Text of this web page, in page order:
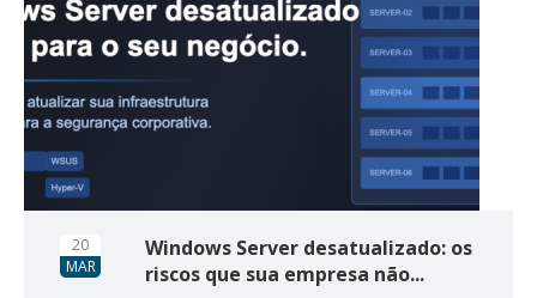
20
MAR
Windows Server desatualizado: os
riscos que sua empresa não...